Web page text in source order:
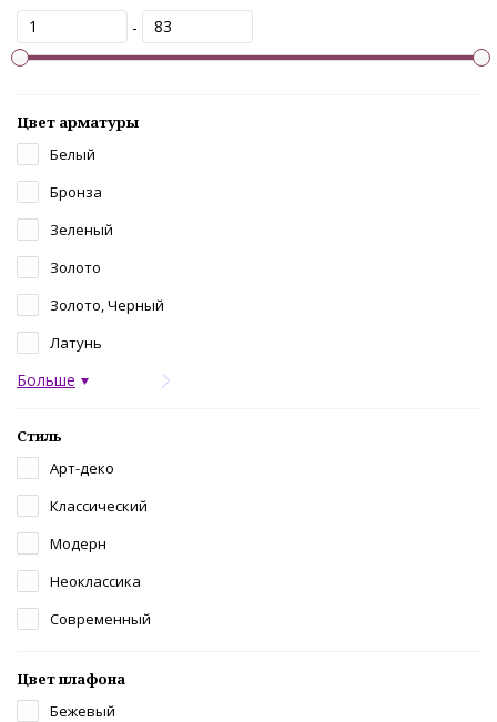
-
Цвет арматуры
Белый
Бронза
Зеленый
Золото
Золото, Черный
Латунь
Больше
Стиль
Арт-деко
Классический
Модерн
Неоклассика
Современный
Цвет плафона
Бежевый